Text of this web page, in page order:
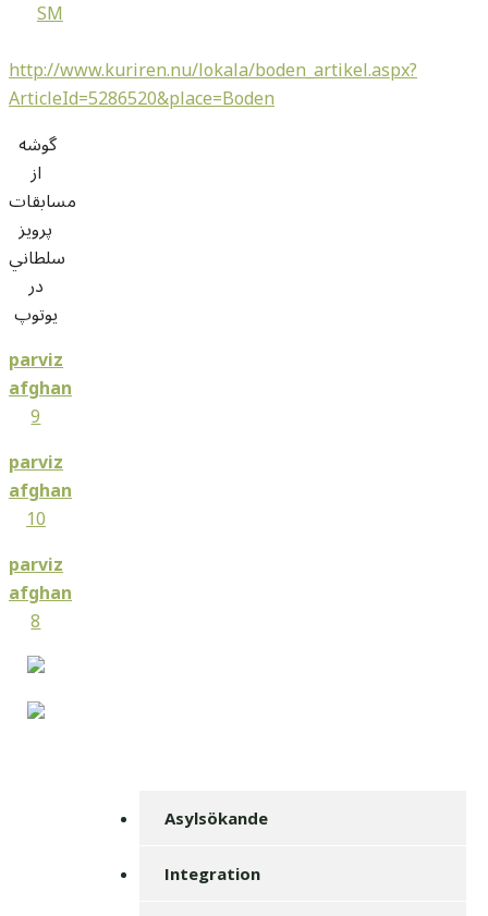
SM
http://www.kuriren.nu/lokala/boden_artikel.aspx?
ArticleId=5286520&place=Boden
گوشه
از
مسابقات
پرويز
سلطاني
در
يوتوپ
parviz
afghan
9
parviz
afghan
10
parviz
afghan
8
Asylsökande
Integration